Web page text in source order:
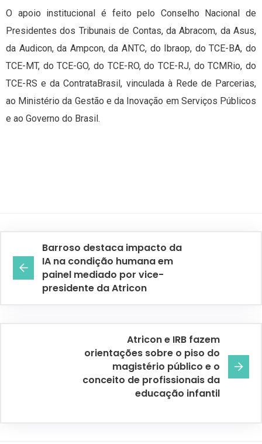
O apoio institucional é feito pelo Conselho Nacional de
Presidentes dos Tribunais de Contas, da Abracom, da Asus,
da Audicon, da Ampcon, da ANTC, do Ibraop, do TCE-BA, do
TCE-MT, do TCE-GO, do TCE-RO, do TCE-RJ, do TCMRio, do
TCE-RS e da ContrataBrasil, vinculada à Rede de Parcerias,
ao Ministério da Gestão e da Inovação em Serviços Públicos
e ao Governo do Brasil.
Barroso destaca impacto da
IA na condição humana em
painel mediado por vice-
presidente da Atricon
Atricon e IRB fazem
orientações sobre o piso do
magistério público e o
conceito de profissionais da
educação infantil